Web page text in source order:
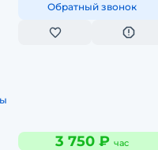
Обратный звонок
3 750 ₽ час